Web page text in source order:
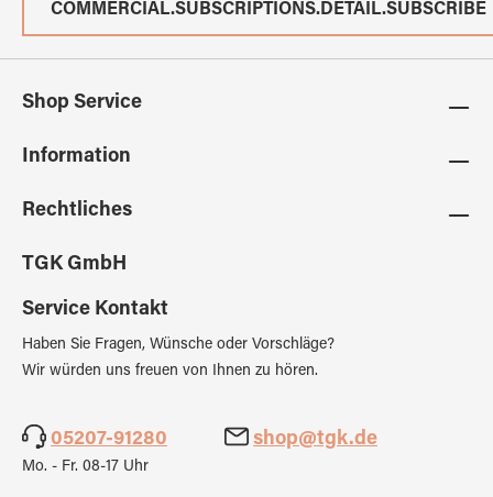
COMMERCIAL.SUBSCRIPTIONS.DETAIL.SUBSCRIBE
Shop Service
Information
Rechtliches
TGK GmbH
Service Kontakt
Haben Sie Fragen, Wünsche oder Vorschläge?
Wir würden uns freuen von Ihnen zu hören.
05207-91280 shop@tgk.de
Mo. - Fr. 08-17 Uhr